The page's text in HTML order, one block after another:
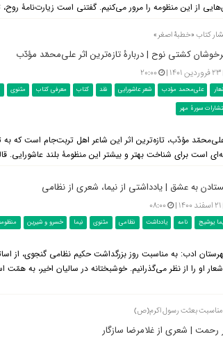
از این منظومه را مرور می‌کنیم. گفتنی است زیارت‌نامۀ
کتاب «خطبۀ اصغر»
کشتی نوح | دربارۀ تازه‌ترین اثر علی‌محمّد مؤدّب
۲۳ فروردین ۱۴۰۱ | ۲۰:۰۰
علی‌محمد مؤدب شعر عاشورایی نقد کتاب معرفی کتاب مثنوی
سورۀ مهر
مؤدّب، تازه‌ترین اثر این شاعر اهل تربت‌جام است که به
است برای شناخت بهتر و بیشتر این منظومۀ بلند عاشورایی.
به عشق | یادداشتی از نیما، شعری از نظامی
۲۱ اسفند ۱۴۰۰ | ۰۸:۰۰
یوشیج نامه یادداشت نظامی مثنوی نیما خسرو و شیرین
ادب: به مناسبت روز بزرگداشت حکیم نظامی گنجوی، از
او را از نظر می‌گذرانیم. خوشبختانه در سالیان اخیر، به همّت
مناسبت بعثت رسول اکرم(ص)
رحمت | شعری از غلامرضا سازگار